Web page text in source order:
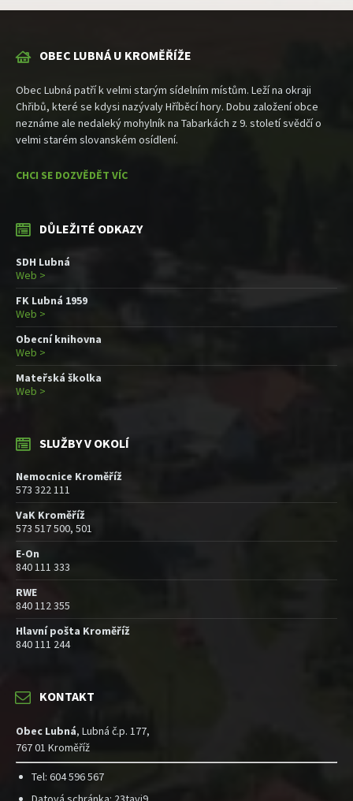
OBEC LUBNÁ U KROMĚŘÍŽE
Obec Lubná patří k velmi starým sídelním místům. Leží na okraji
Chřibů, které se kdysi nazývaly Hříběcí hory. Dobu založení obce
neznáme ale nedaleký mohylník na Tabarkách z 9. století svědčí o
velmi starém slovanském osídlení.
CHCI SE DOZVĚDĚT VÍC
DŮLEŽITÉ ODKAZY
SDH Lubná
Web >
FK Lubná 1959
Web >
Obecní knihovna
Web >
Mateřská školka
Web >
SLUŽBY V OKOLÍ
Nemocnice Kroměříž
573 322 111
VaK Kroměříž
573 517 500, 501
E-On
840 111 333
RWE
840 112 355
Hlavní pošta Kroměříž
840 111 244
KONTAKT
Obec Lubná, Lubná č.p. 177,
767 01 Kroměříž
Tel: 604 596 567